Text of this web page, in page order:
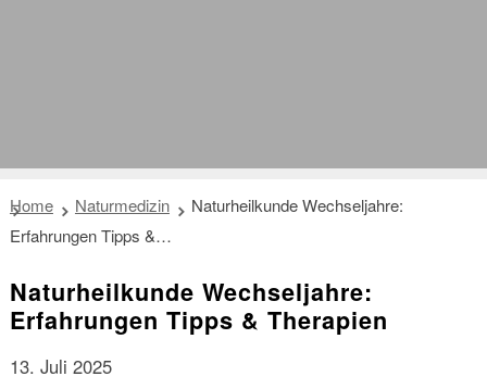
Home Naturmedizin
Naturheilkunde Wechseljahre:
Erfahrungen Tipps &…
Naturheilkunde Wechseljahre:
Erfahrungen Tipps & Therapien
13. Juli 2025